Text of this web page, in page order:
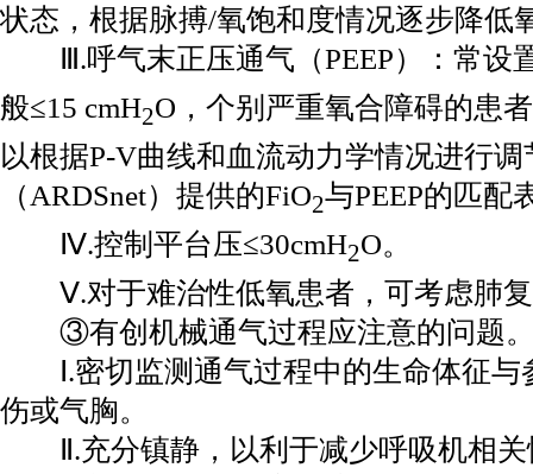
状态，根据脉搏/氧饱和度情况逐步降低
Ⅲ.呼气末正压通气（PEEP）：常设
般≤15 cmH2O，个别严重氧合障碍的患
以根据P-V曲线和血流动力学情况进行
（ARDSnet）提供的FiO2与PEEP的匹配
Ⅳ.控制平台压≤30cmH2O。
Ⅴ.对于难治性低氧患者，可考虑肺复
③有创机械通气过程应注意的问题
Ⅰ.密切监测通气过程中的生命体征与
伤或气胸。
Ⅱ.充分镇静，以利于减少呼吸机相关